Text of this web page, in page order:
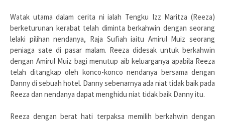
Watak utama dalam cerita ni ialah Tengku Izz Maritza (Reeza)
berketurunan kerabat telah diminta berkahwin dengan seorang
lelaki pilihan nendanya, Raja Sufiah iaitu Amirul Muiz seorang
peniaga sate di pasar malam. Reeza didesak untuk berkahwin
dengan Amirul Muiz bagi menutup aib keluarganya apabila Reeza
telah ditangkap oleh konco-konco nendanya bersama dengan
Danny di sebuah hotel. Danny sebenarnya ada niat tidak baik pada
Reeza dan nendanya dapat menghidu niat tidak baik Danny itu.
Reeza dengan berat hati terpaksa memilih berkahwin dengan